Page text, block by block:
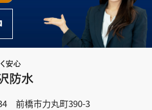
前橋市力丸町390-3